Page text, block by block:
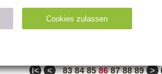
Bestseller
ǀ< < 83 84 85 86 87 88 89 >
Cookies zulassen